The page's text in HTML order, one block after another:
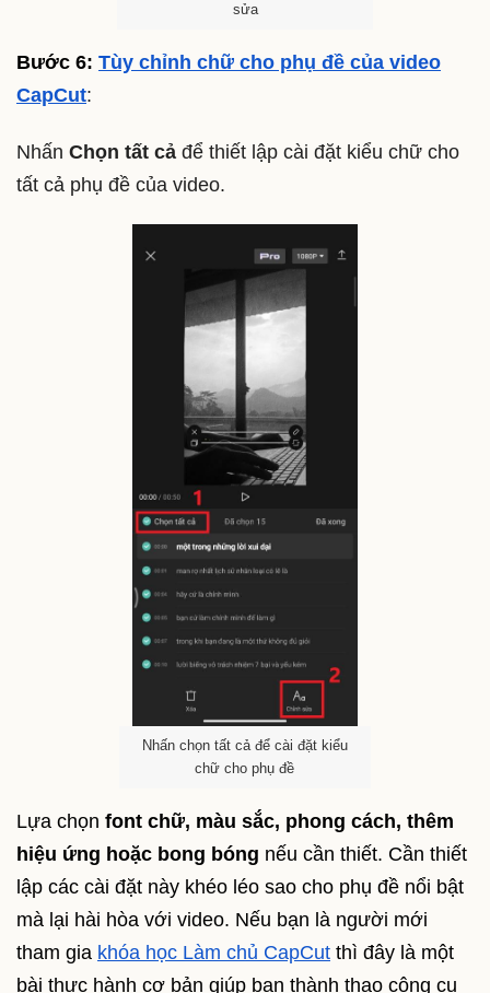
sửa
Bước 6: Tùy chỉnh chữ cho phụ đề của video
CapCut:
Nhấn Chọn tất cả để thiết lập cài đặt kiểu chữ cho
tất cả phụ đề của video.
Nhấn chọn tất cả để cài đặt kiểu
chữ cho phụ đề
Lựa chọn font chữ, màu sắc, phong cách, thêm
hiệu ứng hoặc bong bóng nếu cần thiết. Cần thiết
lập các cài đặt này khéo léo sao cho phụ đề nổi bật
mà lại hài hòa với video. Nếu bạn là người mới
tham gia khóa học Làm chủ CapCut thì đây là một
bài thực hành cơ bản giúp bạn thành thạo công cụ